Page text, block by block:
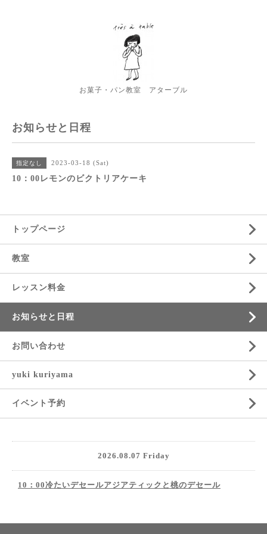
お菓子・パン教室 アターブル
お知らせと日程
指定なし 2023-03-18 (Sat)
10：00レモンのビクトリアケーキ
トップページ
教室
レッスン料金
お知らせと日程
お問い合わせ
yuki kuriyama
イベント予約
2026.08.07 Friday
10：00冷たいデセールアジアティックと桃のデセール